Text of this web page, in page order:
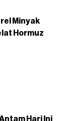
Minyak
Hormuz
Hari Ini